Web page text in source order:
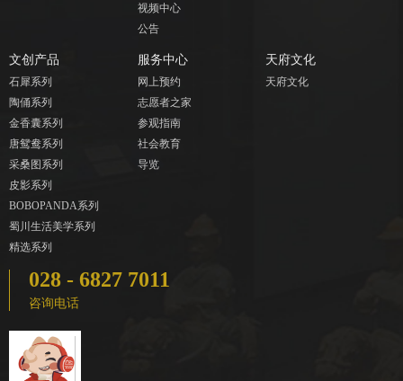
视频中心
公告
文创产品
石犀系列
陶俑系列
金香囊系列
唐鸳鸯系列
采桑图系列
皮影系列
BOBOPANDA系列
蜀川生活美学系列
精选系列
服务中心
网上预约
志愿者之家
参观指南
社会教育
导览
天府文化
天府文化
028 - 6827 7011
咨询电话